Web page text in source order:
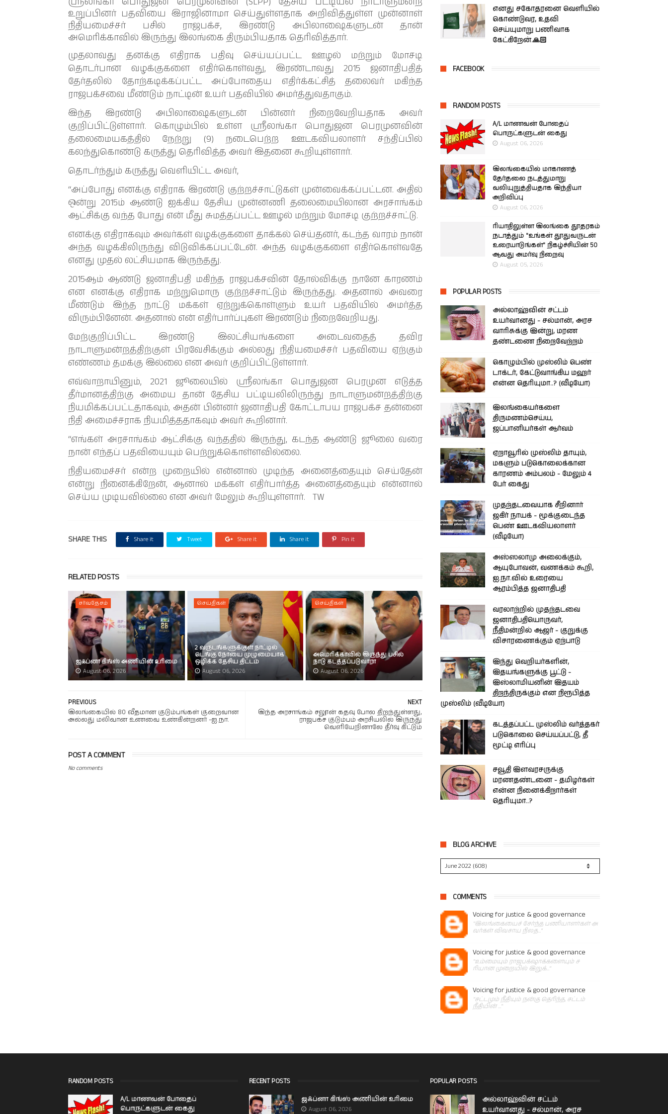
உறுப்பினர் பதவியை இராஜினாமா செய்துள்ளதாக அறிவித்துள்ள முன்னாள்
நிதியமைச்சர் பசில் ராஜபக்ச, இரண்டு அபிலாஷைகளுடன் தான்
அமெரிக்காவில் இருந்து இலங்கை திரும்பியதாக தெரிவித்தார்.
முதலாவது தனக்கு எதிராக பதிவு செய்யப்பட்ட ஊழல் மற்றும் மோசடி
தொடர்பான வழக்குகளை எதிர்கொள்வது, இரண்டாவது 2015 ஜனாதிபதித்
தேர்தலில் தோற்கடிக்கப்பட்ட அப்போதைய எதிர்க்கட்சித் தலைவர் மகிந்த
ராஜபக்சவை மீண்டும் நாட்டின் உயர் பதவியில் அமர்த்துவதாகும்.
இந்த இரண்டு அபிலாஷைகளுடன் பின்னர் நிறைவேறியதாக அவர்
குறிப்பிட்டுள்ளார். கொழும்பில் உள்ள ஸ்ரீலங்கா பொதுஜன பெரமுனவின்
தலைமையகத்தில் நேற்று (9) நடைபெற்ற ஊடகவியலாளர் சந்திப்பில்
கலந்துகொண்டு கருத்து தெரிவித்த அவர் இதனை கூறியுள்ளார்.
தொடர்ந்தும் கருத்து வெளியிட்ட அவர்,
“அப்போது எனக்கு எதிராக இரண்டு குற்றச்சாட்டுகள் முன்வைக்கப்பட்டன. அதில்
ஒன்று 2015ம் ஆண்டு ஐக்கிய தேசிய முன்னணி தலைமையிலான அரசாங்கம்
ஆட்சிக்கு வந்த போது என் மீது சுமத்தப்பட்ட ஊழல் மற்றும் மோசடி குற்றச்சாட்டு.
எனக்கு எதிராகவும் அவர்கள் வழக்குகளை தாக்கல் செய்தனர், கடந்த வாரம் நான்
அந்த வழக்கிலிருந்து விடுவிக்கப்பட்டேன். அந்த வழக்குகளை எதிர்கொள்வதே
எனது முதல் லட்சியமாக இருந்தது.
2015ஆம் ஆண்டு ஜனாதிபதி மகிந்த ராஜபக்சவின் தோல்விக்கு நானே காரணம்
என எனக்கு எதிராக மற்றுமொரு குற்றச்சாட்டும் இருந்தது. அதனால் அவரை
மீண்டும் இந்த நாட்டு மக்கள் ஏற்றுக்கொள்ளும் உயர் பதவியில் அமர்த்த
விரும்பினேன். அதனால் என் எதிர்பார்ப்புகள் இரண்டும் நிறைவேறியது.
மேற்குறிப்பிட்ட இரண்டு இலட்சியங்களை அடைவதைத் தவிர
நாடாளுமன்றத்திற்குள் பிரவேசிக்கும் அல்லது நிதியமைச்சர் பதவியை ஏற்கும்
எண்ணம் தமக்கு இல்லை என அவர் குறிப்பிட்டுள்ளார்.
எவ்வாறாயினும், 2021 ஜூலையில் ஸ்ரீலங்கா பொதுஜன பெரமுன எடுத்த
தீர்மானத்திற்கு அமைய தான் தேசிய பட்டியலிலிருந்து நாடாளுமன்றத்திற்கு
நியமிக்கப்பட்டதாகவும், அதன் பின்னர் ஜனாதிபதி கோட்டாபய ராஜபக்ச தன்னை
நிதி அமைச்சராக நியமித்ததாகவும் அவர் கூறினார்.
“எங்கள் அரசாங்கம் ஆட்சிக்கு வந்ததில் இருந்து, கடந்த ஆண்டு ஜூலை வரை
நான் எந்தப் பதவியையும் பெற்றுக்கொள்ளவில்லை.
நிதியமைச்சர் என்ற முறையில் என்னால் முடிந்த அனைத்தையும் செய்தேன்
என்று நினைக்கிறேன், ஆனால் மக்கள் எதிர்பார்த்த அனைத்தையும் என்னால்
செய்ய முடியவில்லை என அவர் மேலும் கூறியுள்ளார். TW
SHARE THIS Share it Tweet Share it Share it Pin it
RELATED POSTS
சர்வதேசம்
ஜஃப்னா கிங்ஸ் அணியின் உரிமை
August 06, 2026
செய்திகள்
2 வருடங்களுக்குள் நாட்டில்
டெங்கு நோயை முழுமையாக
ஒழிக்க தேசிய திட்டம்
August 06, 2026
செய்திகள்
அமெரிக்காவில் இருந்து பசில்
நாடு கடத்தப்படுவாரா
August 06, 2026
NEXT
இந்த அரசாங்கம் சலூன் கதவு போல திறந்துள்ளது,
ராஜபக்ச குடும்பம் அரசியலில் இருந்து
வெளியேறினாலே தீர்வு கிட்டும்
PREVIOUS
இலங்கையில் 80 வீதமான குடும்பங்கள் குறைவான
அல்லது மலிவான உணவை உண்கின்றனர் -ஐ.நா.
POST A COMMENT
No comments
எனது சகோதரனை வெளியில்
கொண்டுவர, உதவி
செய்யுமாறு பணிவாக
கேட்கிறேன்.🙏🏻
FACEBOOK
RANDOM POSTS
A/L மாணவன் போதைப்
பொருட்களுடன் கைது
August 06, 2026
இலங்கையில் மாகாணத்
தேர்தலை நடத்துமாறு
வலியுறுத்தியதாக இந்தியா
அறிவிப்பு
August 06, 2026
ரியாதிலுள்ள இலங்கை தூதரகம்
நடாத்தும் "உங்கள் தூதுவருடன்
உரையாடுங்கள்" நிகழ்ச்சியின் 50
ஆவது அமர்வு நிறைவு
August 05, 2026
POPULAR POSTS
அல்லாஹ்வின் சட்டம்
உயர்வானது - சல்மான், அரச
வாரிசுக்கு இன்று, மரண
தண்டணை நிறைவேற்றம்
கொழும்பில் முஸ்லிம் பெண்
டாக்டர், கேட்டுவாங்கிய மஹர்
என்ன தெரியுமா..? (வீடியோ)
இலங்கையர்களை
திருமணம்செய்ய,
ஜப்பானியர்கள் ஆர்வம்
ஏறாவூரில் முஸ்லிம் தாயும்,
மகளும் படுகொலைக்கான
காரணம் அம்பலம் - மேலும் 4
பேர் கைது
முதற்தடவையாக சீறினார்
ஜகிர் நாயக் - மூக்குடைந்த
பெண் ஊடகவியலாளர்
(வீடியோ)
அஸ்ஸலாமு அலைக்கும்,
ஆயுபோவன், வணக்கம் கூறி,
ஐ.நா.வில் உரையை
ஆரம்பித்த ஜனாதிபதி
வரலாற்றில் முதற்தடவை
ஜனாதிபதியொருவர்,
நீதிமன்றில் ஆஜர் - குறுக்கு
விசாரணைக்கும் ஏற்பாடு
இந்து வெறியர்களின்,
இதயங்களுக்கு பூட்டு -
இஸ்லாமியனின் இதயம்
திறந்திருக்கும் என நிரூபித்த
முஸ்லிம் (வீடியோ)
கடத்தப்பட்ட முஸ்லிம் வர்த்தகர்
படுகொலை செய்யப்பட்டு, தீ
மூட்டி எரிப்பு
சவூதி இளவரசருக்கு
மரணதண்டனை - தமிழர்கள்
என்ன நினைக்கிறார்கள்
தெரியுமா..?
BLOG ARCHIVE
COMMENTS
Voicing for justice & good governance
"இலங்கையைச் சேர்ந்த பணியாளர்கள் அ
வர்கள் விவசாய நிலத..."
Voicing for justice & good governance
"உம்மையும் ராஜபக்‌ஷாக்களையும் ச
ரியான முறையில் இறுக்..."
Voicing for justice & good governance
"சட்டமும் நீதியும் நன்கு தெரிந்த, சட்டம்
நீதியின் ..."
RANDOM POSTS
A/L மாணவன் போதைப்
பொருட்களுடன் கைது
RECENT POSTS
ஜஃப்னா கிங்ஸ் அணியின் உரிமை
August 06, 2026
POPULAR POSTS
அல்லாஹ்வின் சட்டம்
உயர்வானது - சல்மான், அரச